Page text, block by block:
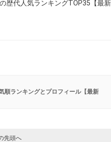
歴代人気ランキングTOP35【最新
順ランキングとプロフィール【最新
先頭へ